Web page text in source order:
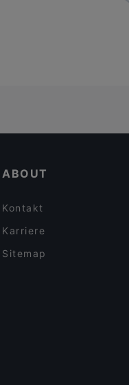
ABOUT
Kontakt
Karriere
Sitemap